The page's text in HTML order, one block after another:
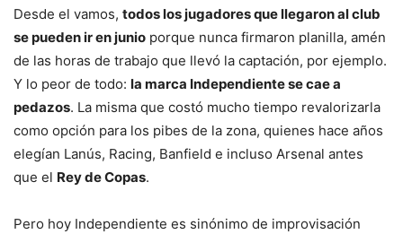
Desde el vamos, todos los jugadores que llegaron al club
se pueden ir en junio porque nunca firmaron planilla, amén
de las horas de trabajo que llevó la captación, por ejemplo.
Y lo peor de todo: la marca Independiente se cae a
pedazos. La misma que costó mucho tiempo revalorizarla
como opción para los pibes de la zona, quienes hace años
elegían Lanús, Racing, Banfield e incluso Arsenal antes
que el Rey de Copas.
Pero hoy Independiente es sinónimo de improvisación